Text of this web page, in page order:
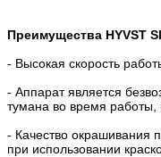
Преимущества HYVST
- Высокая скорость
- Аппарат является
тумана во время работы,
- Качество окрашивания
при использовании